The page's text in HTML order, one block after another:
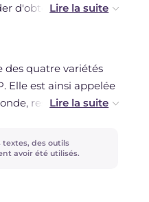
d'obtenir une sauce
que la sauce cuit.
des quatre variétés
Elle est ainsi appelée
ressemblant à
et en grappe.
des outils
avoir été utilisés.